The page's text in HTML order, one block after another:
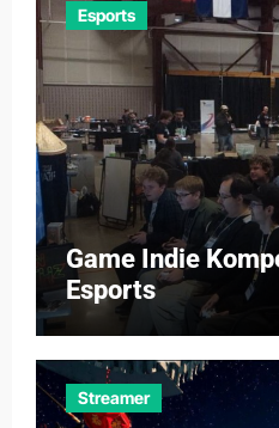
Esports
Game Indie
Esports
Streamer